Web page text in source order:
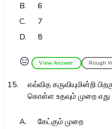
B.
6
C.
7
D.
8
😑 View Answer Rough
15.
எவ்வித கருவியுமின்றி
கொள்ள உதவும் முறை எது
A.
கேட்கும் முறை